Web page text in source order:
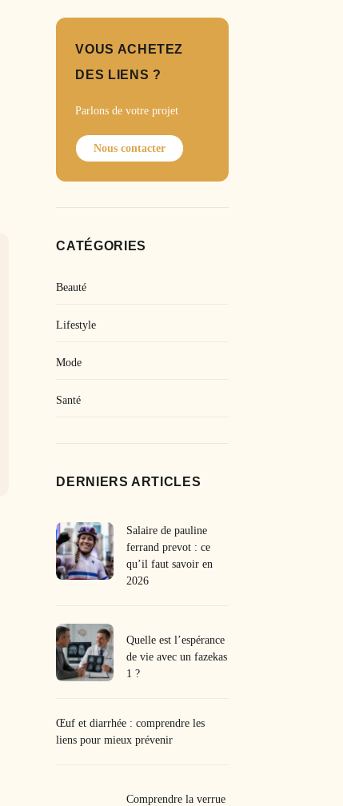
VOUS ACHETEZ
DES LIENS ?
Parlons de votre projet
Nous contacter
CATÉGORIES
Beauté
Lifestyle
Mode
Santé
DERNIERS ARTICLES
Salaire de pauline
ferrand prevot : ce
qu’il faut savoir en
2026
Quelle est l’espérance
de vie avec un fazekas
1 ?
Œuf et diarrhée : comprendre les
liens pour mieux prévenir
Comprendre la verrue